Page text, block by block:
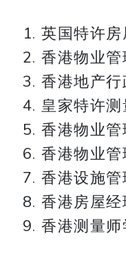
英国特许
香港物业
香港地产
皇家特许
香港物业
香港物业
香港设施管
香港房屋经
香港测量师